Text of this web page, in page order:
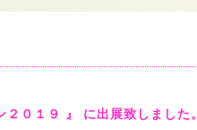
２０１９ 』 に出展致しました